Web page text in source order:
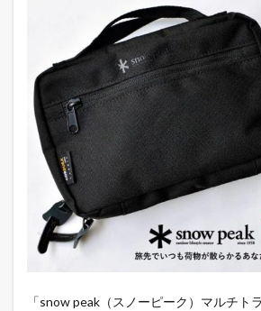
「snow peak（スノーピーク）マルチト